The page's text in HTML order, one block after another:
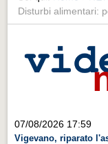
Artes et Artificia
Sport
Territorio
Disturbi alimentari:
07/08/2026 17:59
Vigevano, riparato